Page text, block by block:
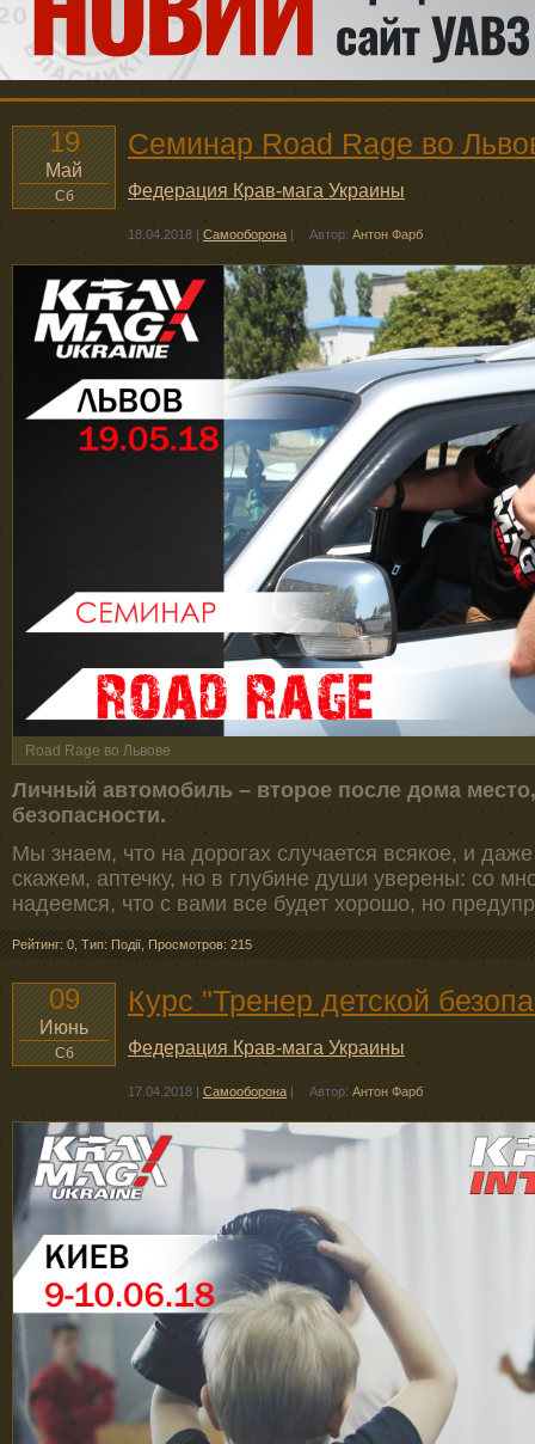
19
Май
Сб
Семинар Road Rage во
Федерация Крав-мага Украины
18.04.2018 | Самооборона | Автор: Антон Фарб
Road Rage во Львове
Личный автомобиль – второе после дома
безопасности.
Мы знаем, что на дорогах случается всякое, и
скажем, аптечку, но в глубине души уверены: со
надеемся, что с вами все будет хорошо, но
Рейтинг: 0 Тип: Події Просмотров: 215
09
Июнь
Сб
Курс "Тренер детской
Федерация Крав-мага Украины
17.04.2018 | Самооборона | Автор: Антон Фарб